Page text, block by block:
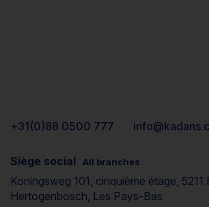
+31(0)88 0500 777
Siège social All branches
Koningsweg 101, cinquième étage, 5211
Hertogenbosch, Les Pays-Bas